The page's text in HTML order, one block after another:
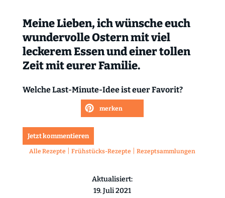
Meine Lieben, ich wünsche euch
wundervolle Ostern mit viel
leckerem Essen und einer tollen
Zeit mit eurer Familie.
Welche Last-Minute-Idee ist euer Favorit?
merken
Jetzt kommentieren
Alle Rezepte |Frühstücks-Rezepte |Rezeptsammlungen
Aktualisiert:
19. Juli 2021